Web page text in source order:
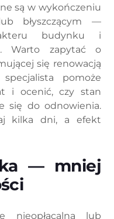
są w wykończeniu
błyszczącym —
budynku i
Warto zapytać o
się renowacją
pomoże
i ocenić, czy stan
się do odnowienia.
kilka dni, a efekt
— mniej
nieopłacalna lub